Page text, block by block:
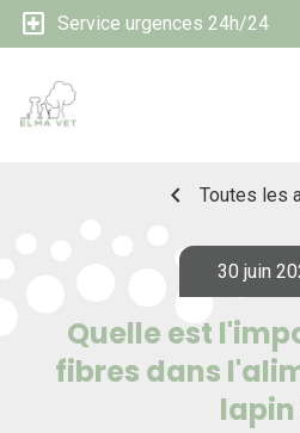
local_hospital Service urgences 24h/24
chevron_left Toutes les
30 juin
Quelle est
fibres dans
lapin